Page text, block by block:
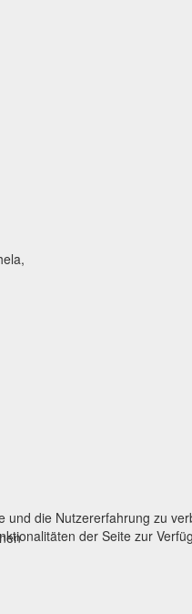
die Nutzererfahrung zu
der Seite zur